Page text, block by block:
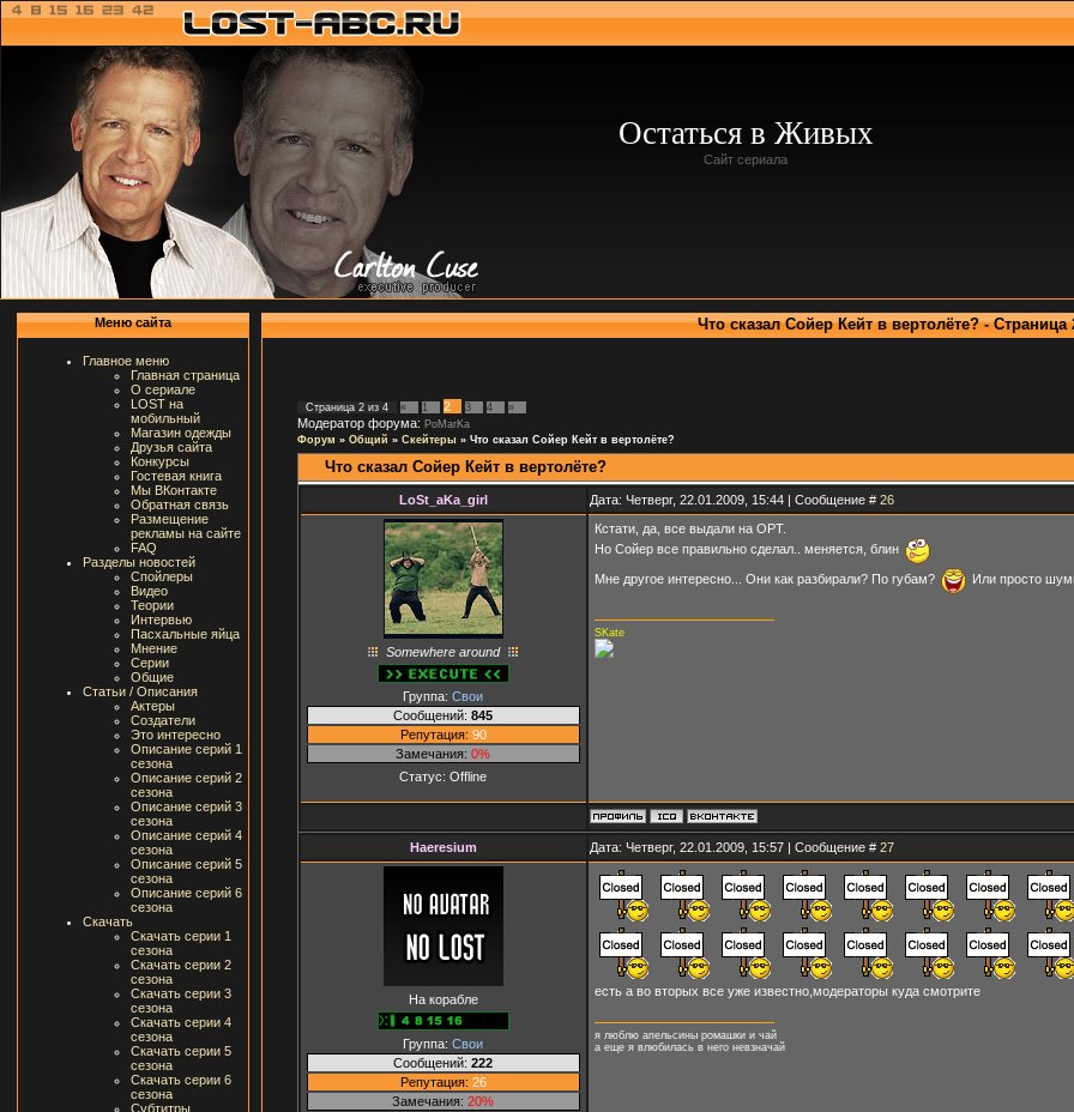
Остаться в Живых
Сайт сериала
Меню сайта
Главное меню
Главная страница
О сериале
LOST на
мобильный
Магазин одежды
Друзья сайта
Конкурсы
Гостевая книга
Мы ВКонтакте
Обратная связь
Размещение
рекламы на сайте
FAQ
Разделы новостей
Спойлеры
Видео
Теории
Интервью
Пасхальные яйца
Мнение
Серии
Общие
Статьи / Описания
Актеры
Создатели
Это интересно
Описание серий 1
сезона
Описание серий 2
сезона
Описание серий 3
сезона
Описание серий 4
сезона
Описание серий 5
сезона
Описание серий 6
сезона
Скачать
Скачать серии 1
сезона
Скачать серии 2
сезона
Скачать серии 3
сезона
Скачать серии 4
сезона
Скачать серии 5
сезона
Скачать серии 6
сезона
Субтитры
Что сказал Сойер Кейт в вертолёте? -
Страница 2из 4 « 1 2 3 4 »
Модератор форума: PoMarKa
Форум » Общий » Скейтеры » Что сказал Сойер Кейт в вертолёте?
Что сказал Сойер Кейт в вертолёте?
LoSt_aKa_girl Дата: Четверг, 22.01.2009, 15:44 | Сообщение # 26
Somewhere around
Группа: Свои
Сообщений: 845
Репутация: 90
Замечания: 0%
Статус: Offline
Кстати, да, все выдали на ОРТ.
Но Сойер все правильно сделал.. меняется, блин
Мне другое интересно... Они как разбирали? По губам? Или просто
SKate
Haeresium Дата: Четверг, 22.01.2009, 15:57 | Сообщение # 27
На корабле
Группа: Свои
Сообщений: 222
Репутация: 26
Замечания: 20%
есть а во вторых все уже известно,модераторы куда смотрите
я люблю апельсины ромашки и чай
а еще я влюбилась в него невзначай